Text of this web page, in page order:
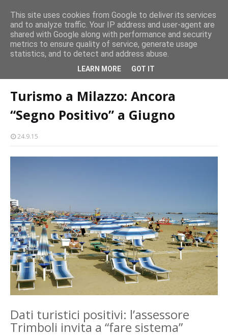
CASTELLO-MILAZZO
Milazzo 28ª Sagra del Pesce a Vaccarella: il programma
EVENTI
Turismo a Milazzo: Ancora “Segno Positivo” a
Turismo a Milazzo: Ancora
“Segno Positivo” a Giugno
24.9.15
Dati turistici positivi: l’assessore
Trimboli invita a “fare sistema”
This site uses cookies from Google to deliver its services
and to analyze traffic. Your IP address and user-agent are
shared with Google along with performance and security
metrics to ensure quality of service, generate usage
statistics, and to detect and address abuse.
LEARN MORE GOT IT